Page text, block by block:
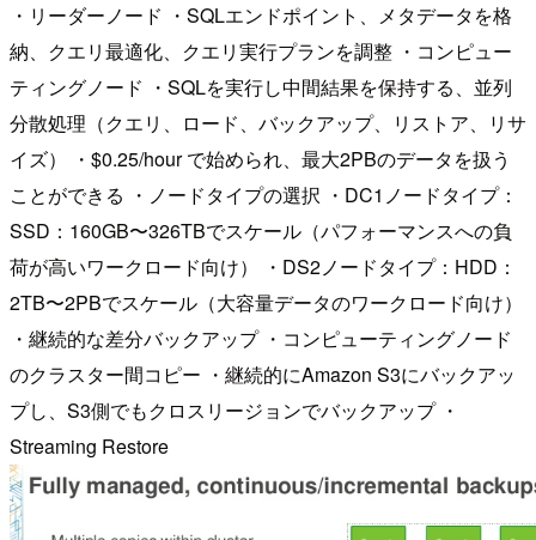
・リーダーノード ・SQLエンドポイント、メタデータを格
納、クエリ最適化、クエリ実行プランを調整 ・コンピュー
ティングノード ・SQLを実行し中間結果を保持する、並列
分散処理（クエリ、ロード、バックアップ、リストア、リサ
イズ） ・$0.25/hour で始められ、最大2PBのデータを扱う
ことができる ・ノードタイプの選択 ・DC1ノードタイプ：
SSD：160GB〜326TBでスケール（パフォーマンスへの負
荷が高いワークロード向け） ・DS2ノードタイプ：HDD：
2TB〜2PBでスケール（大容量データのワークロード向け）
・継続的な差分バックアップ ・コンピューティングノード
のクラスター間コピー ・継続的にAmazon S3にバックアッ
プし、S3側でもクロスリージョンでバックアップ ・
Streaming Restore